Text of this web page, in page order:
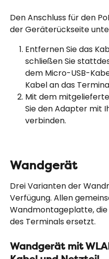
Den Anschluss für den
der Geräterückseite
Entfernen Sie das
schließen Sie
dem Micro-USB-
Kabel an das
Mit dem
Sie den Adapter mit
verbinden.
Wandgerät
Drei Varianten der
Verfügung. Allen
Wandmontageplatte,
des Terminals ersetzt.
Wandgerät mit